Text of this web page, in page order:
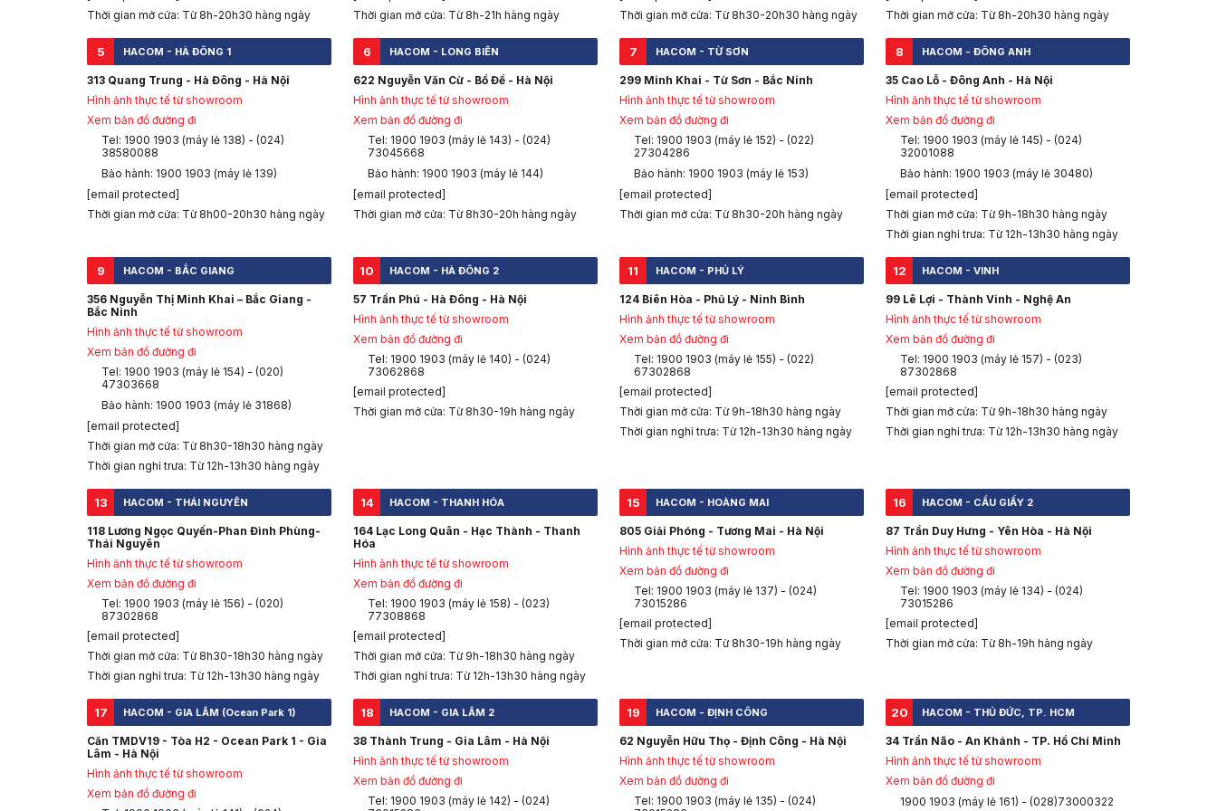
Thời gian mở cửa: Từ 8h-20h30 hàng ngày
Thời gian mở cửa: Từ 8h-21h hàng ngày
Thời gian mở cửa: Từ 8h30-20h30 hàng ngày
Thời gian mở cửa: Từ 8h-20h30 hàng ngày
5 HACOM - HÀ ĐÔNG 1
313 Quang Trung - Hà Đông - Hà Nội
Hình ảnh thực tế từ showroom
Xem bản đồ đường đi
Tel: 1900 1903 (máy lẻ 138) - (024)
38580088
Bảo hành: 1900 1903 (máy lẻ 139)
[email protected]
Thời gian mở cửa: Từ 8h00-20h30 hàng ngày
6 HACOM - LONG BIÊN
622 Nguyễn Văn Cừ - Bồ Đề - Hà Nội
Hình ảnh thực tế từ showroom
Xem bản đồ đường đi
Tel: 1900 1903 (máy lẻ 143) - (024)
73045668
Bảo hành: 1900 1903 (máy lẻ 144)
[email protected]
Thời gian mở cửa: Từ 8h30-20h hàng ngày
7 HACOM - TỪ SƠN
299 Minh Khai - Từ Sơn - Bắc Ninh
Hình ảnh thực tế từ showroom
Xem bản đồ đường đi
Tel: 1900 1903 (máy lẻ 152) - (022)
27304286
Bảo hành: 1900 1903 (máy lẻ 153)
[email protected]
Thời gian mở cửa: Từ 8h30-20h hàng ngày
8 HACOM - ĐÔNG ANH
35 Cao Lỗ - Đông Anh - Hà Nội
Hình ảnh thực tế từ showroom
Xem bản đồ đường đi
Tel: 1900 1903 (máy lẻ 145) - (024)
32001088
Bảo hành: 1900 1903 (máy lẻ 30480)
[email protected]
Thời gian mở cửa: Từ 9h-18h30 hàng ngày
Thời gian nghỉ trưa: Từ 12h-13h30 hàng ngày
9 HACOM - BẮC GIANG
356 Nguyễn Thị Minh Khai – Bắc Giang -
Bắc Ninh
Hình ảnh thực tế từ showroom
Xem bản đồ đường đi
Tel: 1900 1903 (máy lẻ 154) - (020)
47303668
Bảo hành: 1900 1903 (máy lẻ 31868)
[email protected]
Thời gian mở cửa: Từ 8h30-18h30 hàng ngày
Thời gian nghỉ trưa: Từ 12h-13h30 hàng ngày
10 HACOM - HÀ ĐÔNG 2
57 Trần Phú - Hà Đông - Hà Nội
Hình ảnh thực tế từ showroom
Xem bản đồ đường đi
Tel: 1900 1903 (máy lẻ 140) - (024)
73062868
[email protected]
Thời gian mở cửa: Từ 8h30-19h hàng ngày
11 HACOM - PHỦ LÝ
124 Biên Hòa - Phủ Lý - Ninh Bình
Hình ảnh thực tế từ showroom
Xem bản đồ đường đi
Tel: 1900 1903 (máy lẻ 155) - (022)
67302868
[email protected]
Thời gian mở cửa: Từ 9h-18h30 hàng ngày
Thời gian nghỉ trưa: Từ 12h-13h30 hàng ngày
12 HACOM - VINH
99 Lê Lợi - Thành Vinh - Nghệ An
Hình ảnh thực tế từ showroom
Xem bản đồ đường đi
Tel: 1900 1903 (máy lẻ 157) - (023)
87302868
[email protected]
Thời gian mở cửa: Từ 9h-18h30 hàng ngày
Thời gian nghỉ trưa: Từ 12h-13h30 hàng ngày
13 HACOM - THÁI NGUYÊN
118 Lương Ngọc Quyến-Phan Đình Phùng-
Thái Nguyên
Hình ảnh thực tế từ showroom
Xem bản đồ đường đi
Tel: 1900 1903 (máy lẻ 156) - (020)
87302868
[email protected]
Thời gian mở cửa: Từ 8h30-18h30 hàng ngày
Thời gian nghỉ trưa: Từ 12h-13h30 hàng ngày
14 HACOM - THANH HÓA
164 Lạc Long Quân - Hạc Thành - Thanh
Hóa
Hình ảnh thực tế từ showroom
Xem bản đồ đường đi
Tel: 1900 1903 (máy lẻ 158) - (023)
77308868
[email protected]
Thời gian mở cửa: Từ 9h-18h30 hàng ngày
Thời gian nghỉ trưa: Từ 12h-13h30 hàng ngày
15 HACOM - HOÀNG MAI
805 Giải Phóng - Tương Mai - Hà Nội
Hình ảnh thực tế từ showroom
Xem bản đồ đường đi
Tel: 1900 1903 (máy lẻ 137) - (024)
73015286
[email protected]
Thời gian mở cửa: Từ 8h30-19h hàng ngày
16 HACOM - CẦU GIẤY 2
87 Trần Duy Hưng - Yên Hòa - Hà Nội
Hình ảnh thực tế từ showroom
Xem bản đồ đường đi
Tel: 1900 1903 (máy lẻ 134) - (024)
73015286
[email protected]
Thời gian mở cửa: Từ 8h-19h hàng ngày
17 HACOM - GIA LÂM (Ocean Park 1)
Căn TMDV19 - Tòa H2 - Ocean Park 1 - Gia
Lâm - Hà Nội
Hình ảnh thực tế từ showroom
Xem bản đồ đường đi
18 HACOM - GIA LÂM 2
38 Thành Trung - Gia Lâm - Hà Nội
Hình ảnh thực tế từ showroom
Xem bản đồ đường đi
Tel: 1900 1903 (máy lẻ 142) - (024)
19 HACOM - ĐỊNH CÔNG
62 Nguyễn Hữu Thọ - Định Công - Hà Nội
Hình ảnh thực tế từ showroom
Xem bản đồ đường đi
Tel: 1900 1903 (máy lẻ 135) - (024)
20 HACOM - THỦ ĐỨC, TP. HCM
34 Trần Não - An Khánh - TP. Hồ Chí Minh
Hình ảnh thực tế từ showroom
Xem bản đồ đường đi
1900 1903 (máy lẻ 161) - (028)73000322